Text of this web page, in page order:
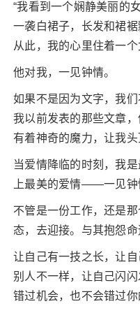
“我看到一个娴静美丽的
一袭白裙子，长发和裙裾
从此，我的心里住着一
他对我，一见钟情。
如果不是因为文字，我
我以前发表的那些文章
有着神奇的魔力，让我头
当爱情降临的时刻，我
上最美的爱情——一见钟
不管是一份工作，还是
态，去迎接。与其抱怨
让自己有一技之长，让
别人不一样，让自己闪
错过机会，也不会错过你